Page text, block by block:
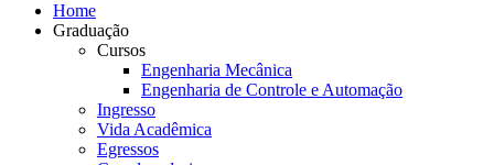
Home
Graduação
Cursos
Engenharia Mecânica
Engenharia de Controle e Automação
Ingresso
Vida Acadêmica
Egressos